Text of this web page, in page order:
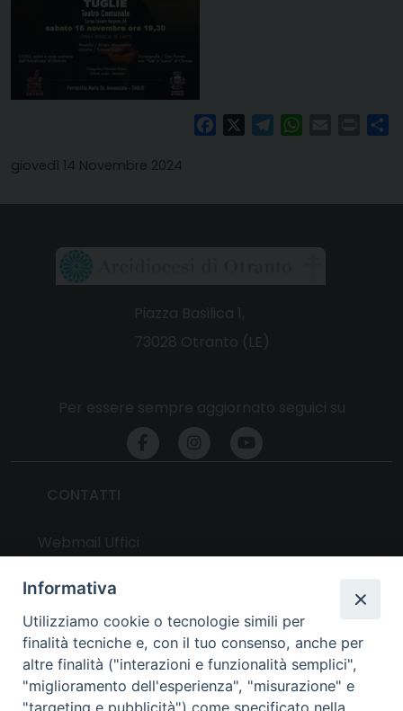
FacebookTelegramWhatsAppPrint
giovedì 14 Novembre 2024
UTILITY
News
Altri articoli
Informativa
Utilizziamo cookie o tecnologie simili per
finalità tecniche e, con il tuo consenso, anche per
altre finalità ("interazioni e funzionalità semplici",
"miglioramento dell'esperienza", "misurazione" e